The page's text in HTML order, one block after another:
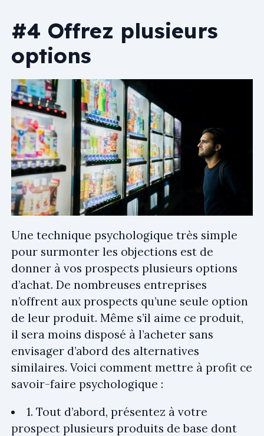
#4 Offrez plusieurs
options
Une technique psychologique très simple
pour surmonter les objections est de
donner à vos prospects plusieurs options
d’achat. De nombreuses entreprises
n’offrent aux prospects qu’une seule option
de leur produit. Même s’il aime ce produit,
il sera moins disposé à l’acheter sans
envisager d’abord des alternatives
similaires. Voici comment mettre à profit ce
savoir-faire psychologique :
1. Tout d’abord, présentez à votre
prospect plusieurs produits de base dont